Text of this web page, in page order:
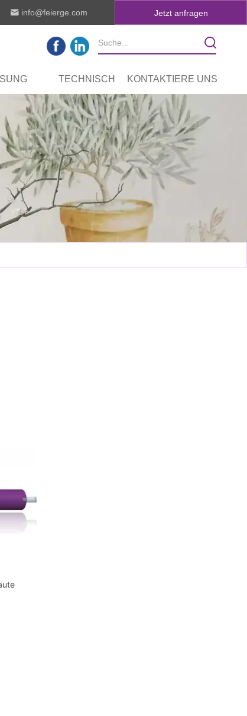
info@feierge.com Jetzt anfragen
TECHNISCH KONTAKTIERE UNS